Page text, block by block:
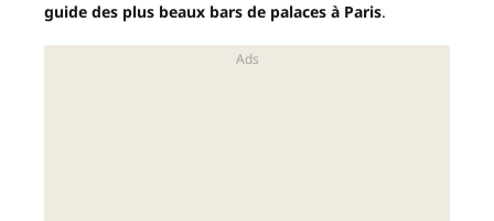
guide des plus beaux bars de palaces à Paris.